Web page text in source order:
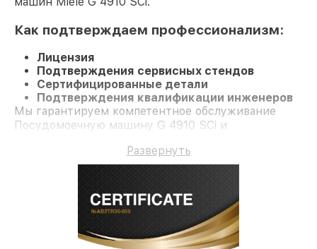
Как подтверждаем профессионализм:
Лицензия
Подтверждения сервисных стендов
Сертифицированные детали
Подтверждения квалификации инженеров
Мы гарантируем компетентное обслуживание
Посудомоечную машину G 4910 SCi и
Развернуть